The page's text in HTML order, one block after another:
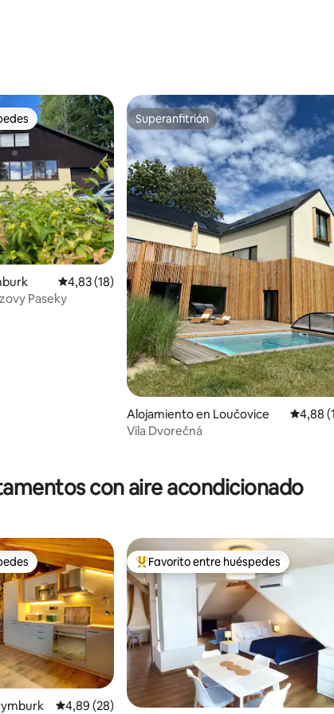
evaluaciones
evaluaciones
Calificación promedio: 4,83 de 5. 18 evaluaciones
4,83 (18)
Paseky
Superanfitrión
Superanfitrión
Alojamiento en Loučovice
4,88
Vila Dvorečná
con aire acondicionado
Calificación promedio: 4,89 de 5. 28 evaluaciones
4,89 (28)
Favorito entre los huéspedes más
Favorito entre huéspedes